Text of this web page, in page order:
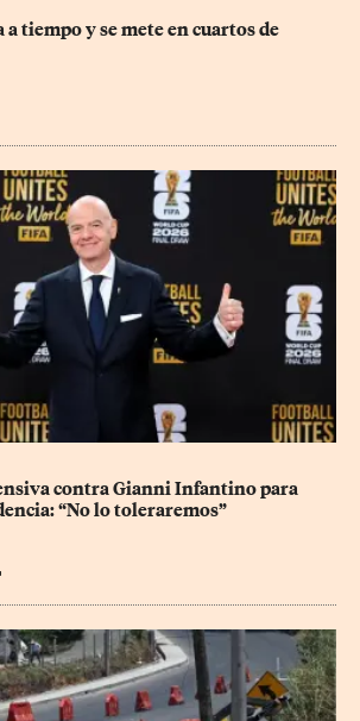
tiempo y se mete en cuartos de
contra Gianni Infantino para
“No lo toleraremos”